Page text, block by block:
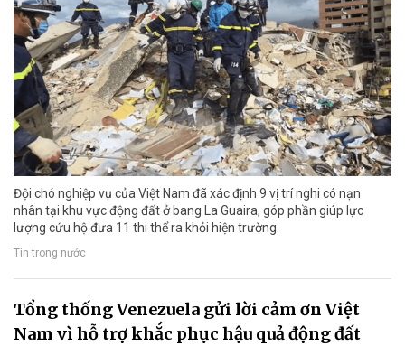
Đội chó nghiệp vụ của Việt Nam đã xác định 9 vị trí nghi có nạn
nhân tại khu vực động đất ở bang La Guaira, góp phần giúp lực
lượng cứu hộ đưa 11 thi thể ra khỏi hiện trường.
Tin trong nước
Tổng thống Venezuela gửi lời cảm ơn Việt
Nam vì hỗ trợ khắc phục hậu quả động đất